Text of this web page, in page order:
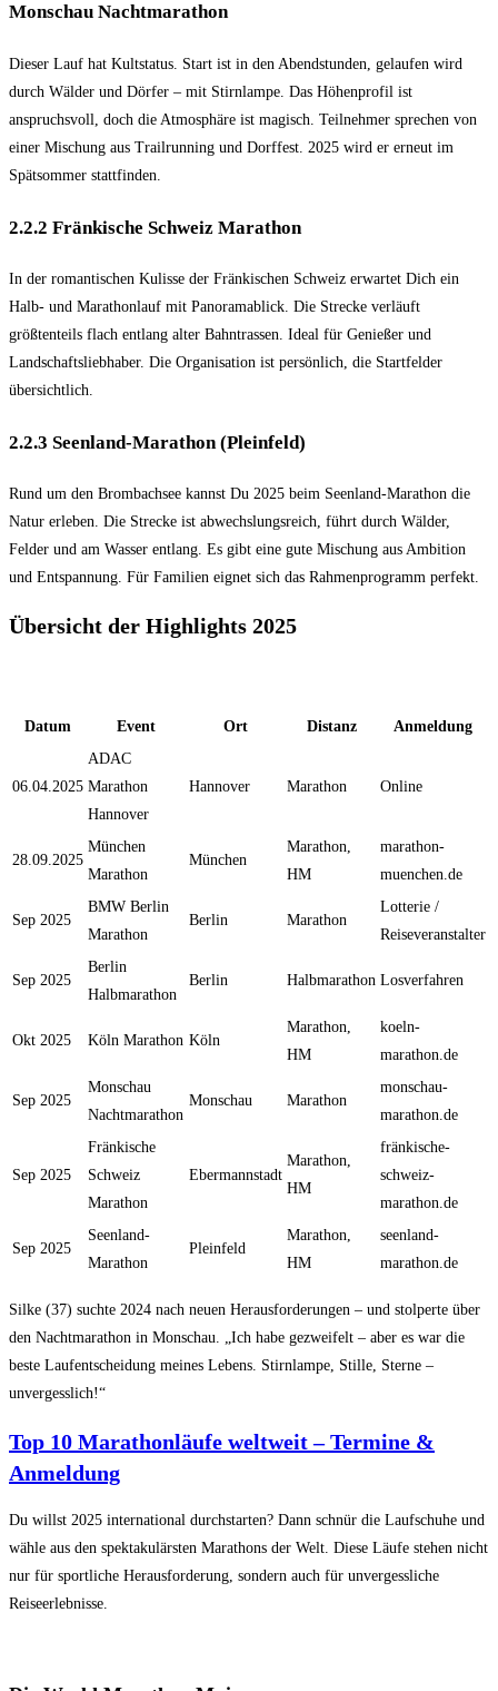
Monschau Nachtmarathon
Dieser Lauf hat Kultstatus. Start ist in den Abendstunden, gelaufen wird
durch Wälder und Dörfer – mit Stirnlampe. Das Höhenprofil ist
anspruchsvoll, doch die Atmosphäre ist magisch. Teilnehmer sprechen von
einer Mischung aus Trailrunning und Dorffest. 2025 wird er erneut im
Spätsommer stattfinden.
2.2.2 Fränkische Schweiz Marathon
In der romantischen Kulisse der Fränkischen Schweiz erwartet Dich ein
Halb- und Marathonlauf mit Panoramablick. Die Strecke verläuft
größtenteils flach entlang alter Bahntrassen. Ideal für Genießer und
Landschaftsliebhaber. Die Organisation ist persönlich, die Startfelder
übersichtlich.
2.2.3 Seenland-Marathon (Pleinfeld)
Rund um den Brombachsee kannst Du 2025 beim Seenland-Marathon die
Natur erleben. Die Strecke ist abwechslungsreich, führt durch Wälder,
Felder und am Wasser entlang. Es gibt eine gute Mischung aus Ambition
und Entspannung. Für Familien eignet sich das Rahmenprogramm perfekt.
Übersicht der Highlights 2025
Datum Event Ort Distanz Anmeldung
06.04.2025
ADAC
Marathon
Hannover
Hannover Marathon Online
28.09.2025
München
Marathon
München
Marathon,
HM
marathon-
muenchen.de
Sep 2025
BMW Berlin
Marathon
Berlin Marathon
Lotterie /
Reiseveranstalter
Sep 2025
Berlin
Halbmarathon
Berlin Halbmarathon Losverfahren
Okt 2025 Köln Marathon Köln
Marathon,
HM
koeln-
marathon.de
Sep 2025
Monschau
Nachtmarathon
Monschau Marathon
monschau-
marathon.de
Sep 2025
Fränkische
Schweiz
Marathon
Ebermannstadt
Marathon,
HM
fränkische-
schweiz-
marathon.de
Sep 2025
Seenland-
Marathon
Pleinfeld
Marathon,
HM
seenland-
marathon.de
Silke (37) suchte 2024 nach neuen Herausforderungen – und stolperte über
den Nachtmarathon in Monschau. „Ich habe gezweifelt – aber es war die
beste Laufentscheidung meines Lebens. Stirnlampe, Stille, Sterne –
unvergesslich!“
Top 10 Marathonläufe weltweit – Termine &
Anmeldung
Du willst 2025 international durchstarten? Dann schnür die Laufschuhe und
wähle aus den spektakulärsten Marathons der Welt. Diese Läufe stehen nicht
nur für sportliche Herausforderung, sondern auch für unvergessliche
Reiseerlebnisse.